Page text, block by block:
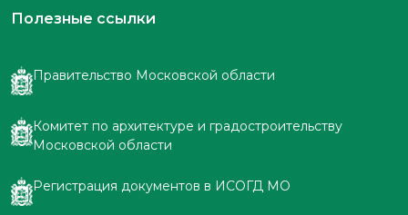
Полезные ссылки
Правительство Московской области
Комитет по архитектуре и градостроительству
Московской области
Регистрация документов в ИСОГД МО